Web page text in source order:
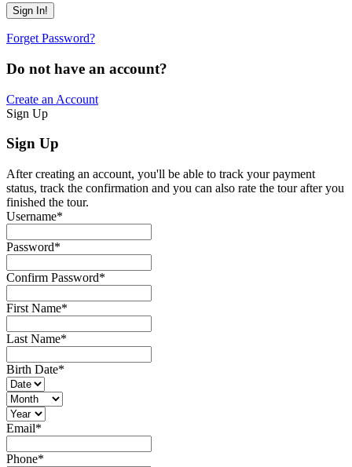
Forget Password?
Do not have an account?
Create an Account
Sign Up
Sign Up
After creating an account, you'll be able to track your payment
status, track the confirmation and you can also rate the tour after you
finished the tour.
Username*
Password*
Confirm Password*
First Name*
Last Name*
Birth Date*
Email*
Phone*